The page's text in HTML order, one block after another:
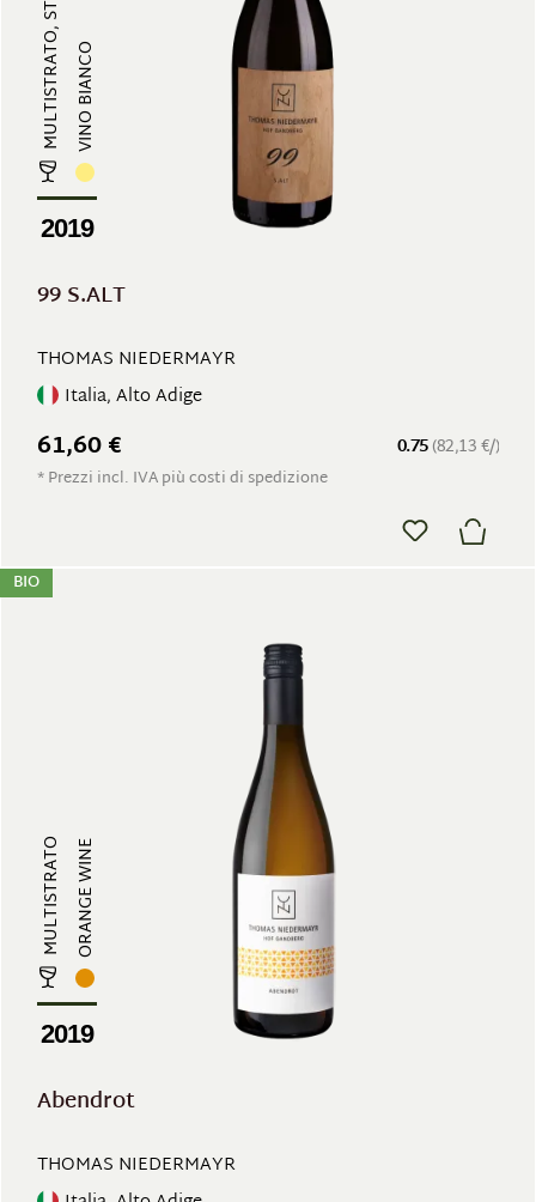
VINO BIANCO
2019
99 S.ALT
THOMAS NIEDERMAYR
Italia, Alto Adige
0.75(82,13 €/)
61,60 €
* Prezzi incl. IVA più costi di spedizione
BIO
MULTISTRATOORANGE WINE
2019
Abendrot
THOMAS NIEDERMAYR